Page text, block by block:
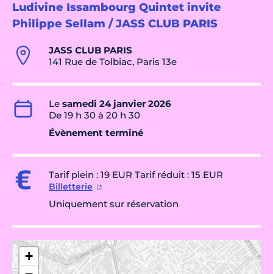
Ludivine Issambourg Quintet invite
Philippe Sellam / JASS CLUB PARIS
JASS CLUB PARIS
141 Rue de Tolbiac, Paris 13e
Le samedi 24 janvier 2026
De 19 h 30 à 20 h 30
Évènement terminé
Tarif plein : 19 EUR Tarif réduit : 15 EUR
Billetterie
Uniquement sur réservation
+